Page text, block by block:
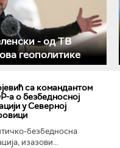
- од ТВ
геополитике
са командантом
а о безбедносној
у Северној
безбедносна
изазови...